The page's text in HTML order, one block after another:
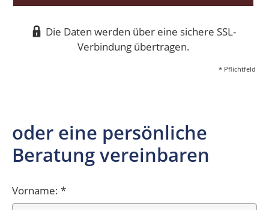
Die Daten werden über eine sichere SSL-
Verbindung übertragen.
* Pflichtfeld
oder eine persönliche
Beratung vereinbaren
Vorname: *